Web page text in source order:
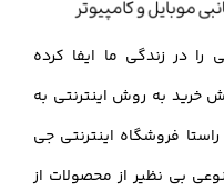
در زندگی ما ایفا کرده
به روش اینترنتی به
فروشگاه اینترنتی جی
بی نظیر از محصولات از